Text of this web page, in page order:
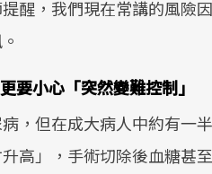
醒，我們現在常講的風險
要小心「突然變難控制」
，但在成大病人中約有一
高」，手術切除後血糖甚